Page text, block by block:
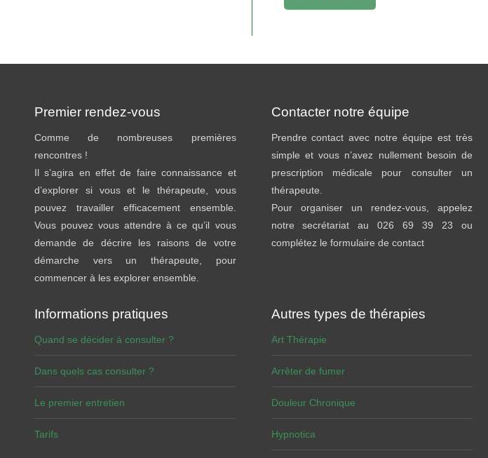
Premier rendez-vous
Comme de nombreuses premières
rencontres !
Il s’agira en effet de faire connaissance et
d’explorer si vous et le thérapeute, vous
pouvez travailler efficacement ensemble.
Vous pouvez vous attendre à ce qu’il vous
demande de décrire les raisons de votre
démarche vers un thérapeute, pour
commencer à les explorer ensemble.
Contacter notre équipe
Prendre contact avec notre équipe est très
simple et vous n’avez nullement besoin de
prescription médicale pour consulter un
thérapeute.
Pour organiser un rendez-vous, appelez
notre secrétariat au 026 69 39 23 ou
complétez le formulaire de contact
Informations pratiques
Quand se décider à consulter ?
Dans quels cas consulter ?
Le premier entretien
Tarifs
Autres types de thérapies
Art Thérapie
Arrêter de fumer
Douleur Chronique
Hypnotica